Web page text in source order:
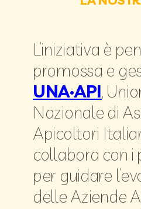
L’iniziativa è
promossa e
UNA·API,
Nazionale di
Apicoltori
collabora con i
per guidare
delle Aziende